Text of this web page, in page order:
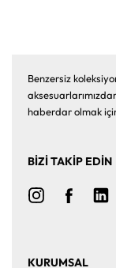
Benzersiz
haberdar olmak
BİZİ TAKİP EDİN
KURUMSAL